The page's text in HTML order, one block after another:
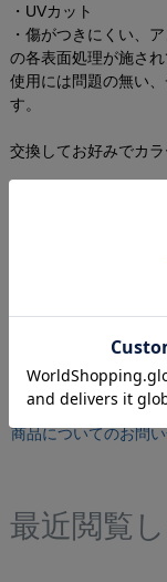
・UVカット
・傷がつきにくい、
の各表面処理が施され
使用には問題の無い
す。
交換してお好みでカ
画像の色や質感はで
が お使いの環境（モ
レンズ交換方法はこち
レビューを書く
商品についてのお問
最近閲覧